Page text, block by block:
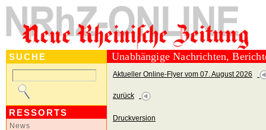
SUCHE
RESSORTS
News
Unabhängige Nachrichten,
Aktueller Online-Flyer vom 07. August 2026
zurück
Druckversion